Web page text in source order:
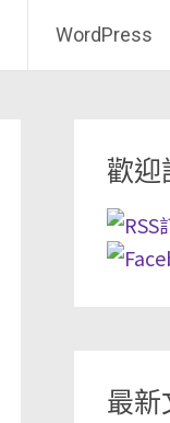
WordPress
歡迎
最新